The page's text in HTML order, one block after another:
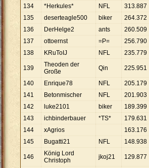
134 *Herkules* NFL 313.887
135
deserteagle500 biker 264.372
136
DerHelge2 ants 260.509
137
ottoernst =P= 256.790
138
KRuToIJ NFL 235.779
139
Theoden der
Große
Qin 225.951
140 Enrique78 NFL 205.179
141
Betonmischer NFL 201.903
142
luke2101 biker 189.399
143
ichbinderbauer *TS* 179.631
144
xAgrios 163.176
145
Bugatti21 NFL 148.938
146
König Lord
Christoph
jkoj21 129.877